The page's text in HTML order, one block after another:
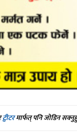
ट्वीटरमार्फत् पनि जोडिन